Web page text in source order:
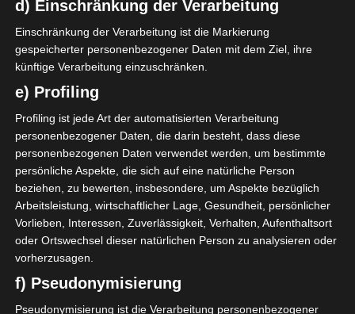
LIGUE 1
CS Sfax: Kollektiver Rücktritt
des Vorstands
29. Januar 2025 Platzwart
977 Views
d) Einschränkung der Verarbeitung
Einschränkung der Verarbeitung ist die Markierung
gespeicherter personenbezogener Daten mit dem Ziel, ihre
künftige Verarbeitung einzuschränken.
e) Profiling
Profiling ist jede Art der automatisierten Verarbeitung
personenbezogener Daten, die darin besteht, dass diese
personenbezogenen Daten verwendet werden, um bestimmte
persönliche Aspekte, die sich auf eine natürliche Person
beziehen, zu bewerten, insbesondere, um Aspekte bezüglich
Arbeitsleistung, wirtschaftlicher Lage, Gesundheit, persönlicher
Vorlieben, Interessen, Zuverlässigkeit, Verhalten, Aufenthaltsort
oder Ortswechsel dieser natürlichen Person zu analysieren oder
vorherzusagen.
f) Pseudonymisierung
Pseudonymisierung ist die Verarbeitung personenbezogener